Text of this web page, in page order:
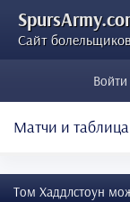
Сайт
Войти
Матчи и таблица
Том Хаддлстоун